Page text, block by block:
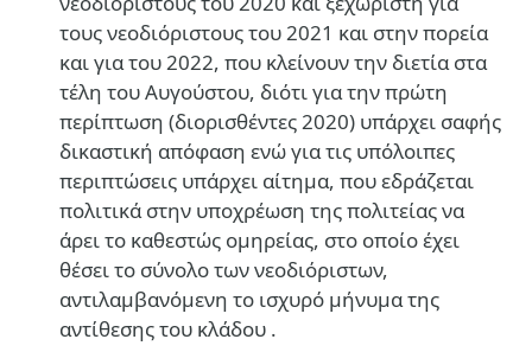
τους νεοδιόριστους του 2021 και στην πορεία
και για του 2022, που κλείνουν την διετία στα
τέλη του Αυγούστου, διότι για την πρώτη
περίπτωση (διορισθέντες 2020) υπάρχει σαφής
δικαστική απόφαση ενώ για τις υπόλοιπες
περιπτώσεις υπάρχει αίτημα, που εδράζεται
πολιτικά στην υποχρέωση της πολιτείας να
άρει το καθεστώς ομηρείας, στο οποίο έχει
θέσει το σύνολο των νεοδιόριστων,
αντιλαμβανόμενη το ισχυρό μήνυμα της
αντίθεσης του κλάδου .